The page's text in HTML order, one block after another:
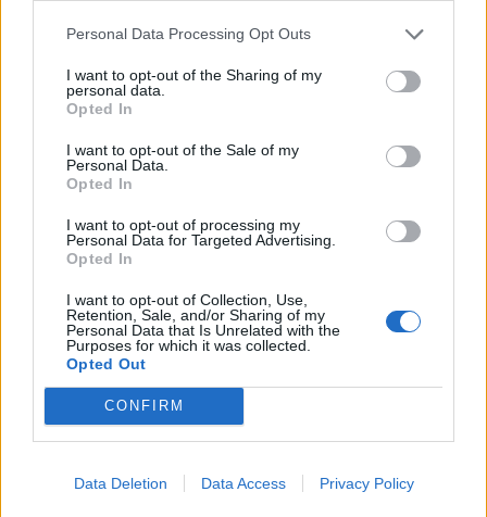
Personal Data Processing Opt Outs
I want to opt-out of the Sharing of my
personal data.
Opted In
I want to opt-out of the Sale of my
Personal Data.
Opted In
I want to opt-out of processing my
Personal Data for Targeted Advertising.
Opted In
I want to opt-out of Collection, Use,
Retention, Sale, and/or Sharing of my
Personal Data that Is Unrelated with the
Purposes for which it was collected.
Opted Out
CONFIRM
Data Deletion Data Access Privacy Policy
ALTRE NOTIZIE DI VARESE
Il violoncellista varesino Tommaso